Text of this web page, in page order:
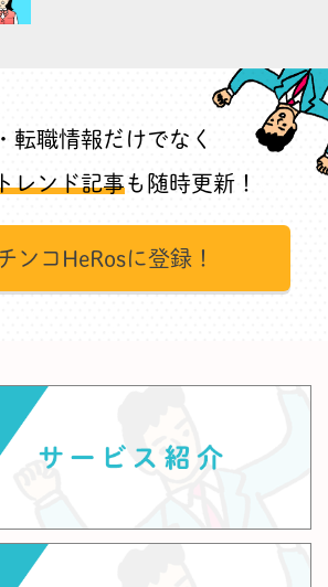
転職情報だけでなく
レンド記事も随時更新！
ンコHeRosに登録！